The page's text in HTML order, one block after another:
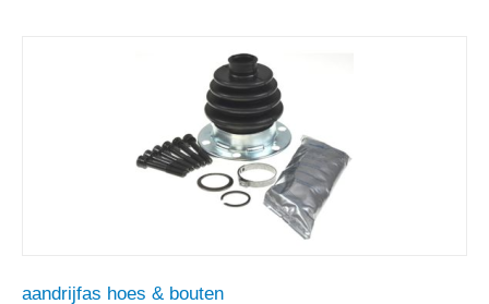
aandrijfas hoes & bouten